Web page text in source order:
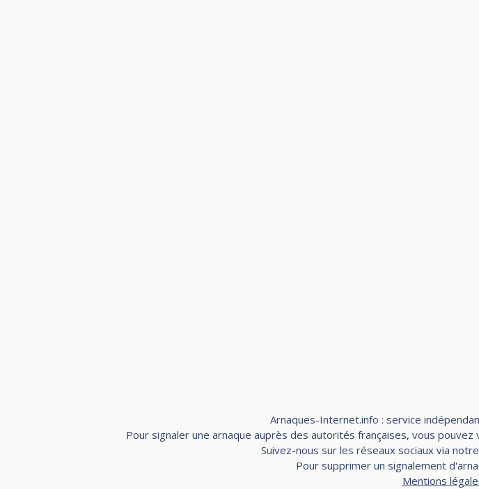
Arnaques-Internet.info : service
Pour signaler une arnaque auprès des autorités françaises, vous
Suivez-nous sur les réseaux sociaux via
Pour supprimer un signalement
Mentions